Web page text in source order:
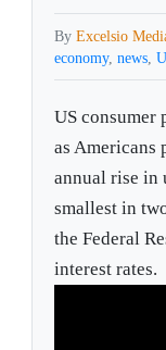
ByExcelsio
economy,news,
US consumer
as Americans
annual rise in
smallest in
the Federal
interest rates.